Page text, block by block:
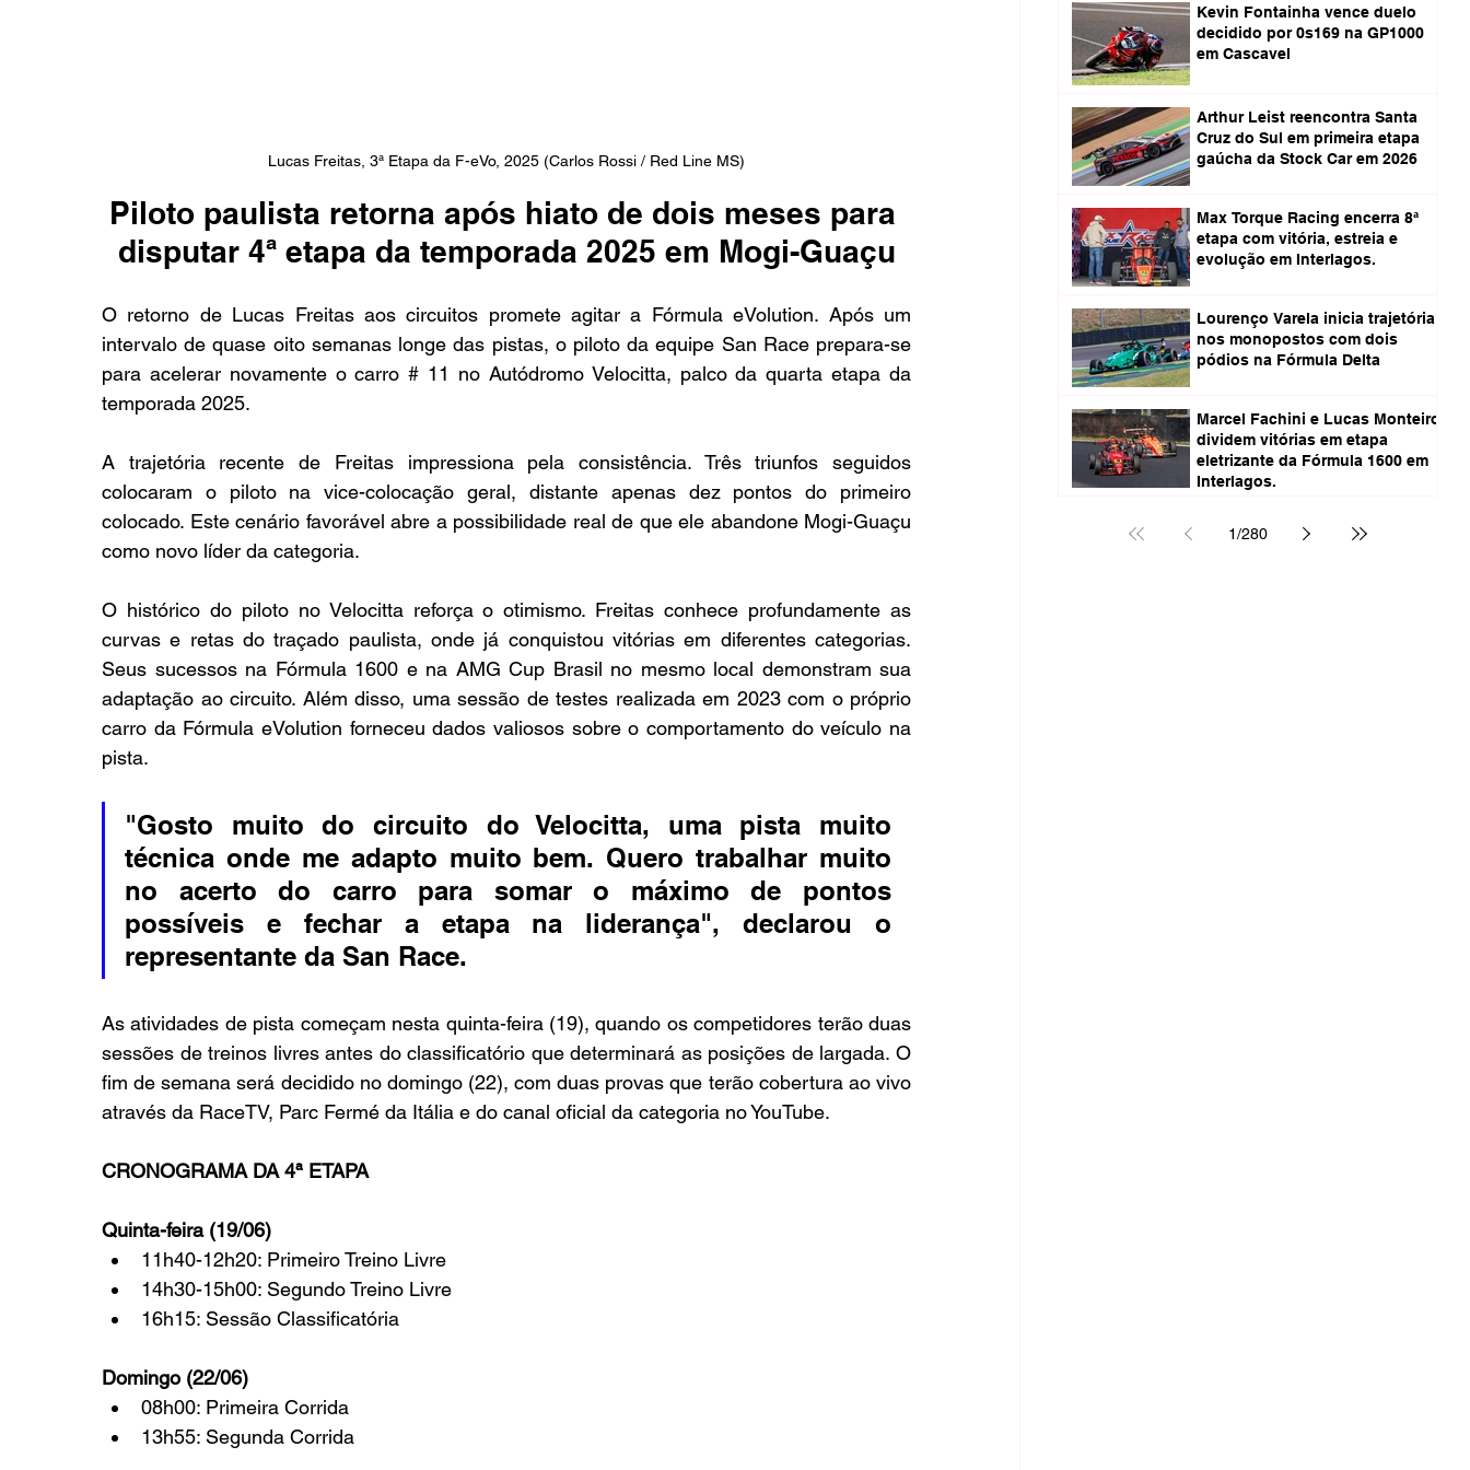
Lucas Freitas, 3ª Etapa da F-eVo, 2025 (Carlos Rossi / Red Line MS)
Piloto paulista retorna após hiato de dois meses para
disputar 4ª etapa da temporada 2025 em Mogi-Guaçu
O retorno de Lucas Freitas aos circuitos promete agitar a Fórmula eVolution. Após um
intervalo de quase oito semanas longe das pistas, o piloto da equipe San Race prepara-se
para acelerar novamente o carro # 11 no Autódromo Velocitta, palco da quarta etapa da
temporada 2025.
A trajetória recente de Freitas impressiona pela consistência. Três triunfos seguidos
colocaram o piloto na vice-colocação geral, distante apenas dez pontos do primeiro
colocado. Este cenário favorável abre a possibilidade real de que ele abandone Mogi-Guaçu
como novo líder da categoria.
O histórico do piloto no Velocitta reforça o otimismo. Freitas conhece profundamente as
curvas e retas do traçado paulista, onde já conquistou vitórias em diferentes categorias.
Seus sucessos na Fórmula 1600 e na AMG Cup Brasil no mesmo local demonstram sua
adaptação ao circuito. Além disso, uma sessão de testes realizada em 2023 com o próprio
carro da Fórmula eVolution forneceu dados valiosos sobre o comportamento do veículo na
pista.
"Gosto muito do circuito do Velocitta, uma pista muito
técnica onde me adapto muito bem. Quero trabalhar muito
no acerto do carro para somar o máximo de pontos
possíveis e fechar a etapa na liderança", declarou o
representante da San Race.
As atividades de pista começam nesta quinta-feira (19), quando os competidores terão duas
sessões de treinos livres antes do classificatório que determinará as posições de largada. O
fim de semana será decidido no domingo (22), com duas provas que terão cobertura ao vivo
através da RaceTV, Parc Fermé da Itália e do canal oficial da categoria no YouTube.
CRONOGRAMA DA 4ª ETAPA
Quinta-feira (19/06)
11h40-12h20: Primeiro Treino Livre
14h30-15h00: Segundo Treino Livre
16h15: Sessão Classificatória
Domingo (22/06)
08h00: Primeira Corrida
13h55: Segunda Corrida
Kevin Fontainha vence duelo
decidido por 0s169 na GP1000
em Cascavel
Arthur Leist reencontra Santa
Cruz do Sul em primeira etapa
gaúcha da Stock Car em 2026
Max Torque Racing encerra 8ª
etapa com vitória, estreia e
evolução em Interlagos.
Lourenço Varela inicia trajetória
nos monopostos com dois
pódios na Fórmula Delta
Marcel Fachini e Lucas Monteiro
dividem vitórias em etapa
eletrizante da Fórmula 1600 em
Interlagos.
1/280